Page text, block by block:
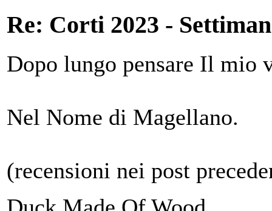
Re: Corti 2023 -
Dopo lungo pensare Il mio
Nel Nome di Magellano.
(recensioni nei post